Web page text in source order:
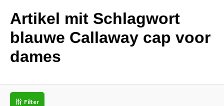
Artikel mit Schlagwort
blauwe Callaway cap voor
dames
Filter